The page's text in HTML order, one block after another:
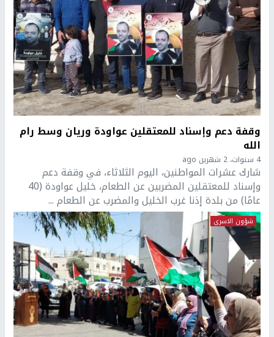
وقفة دعم وإسناد للمعتقلين عواودة وريان وسط رام
الله
4 سنوات، 2 شهرين ago
شارك عشرات المواطنين، اليوم الثلاثاء، في وقفة دعم
وإسناد للمعتقلين المضربين عن الطعام، خليل عواودة (40
عامًا) من بلدة إذنا غرب الخليل والمضرب عن الطعام ...
شؤون الاسرى